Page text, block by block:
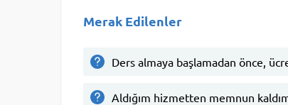
Merak Edilenler
Ders almaya başlamadan önce,
Aldığım hizmetten memnun